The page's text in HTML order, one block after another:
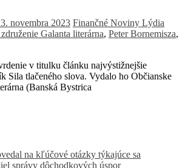
novembra 2023 Finančné Noviny Lýdia
Galanta literárna, Peter Bornemisza,
v titulku článku najvýstižnejšie
Sila tlačeného slova. Vydalo ho Občianske
(Banská Bystrica